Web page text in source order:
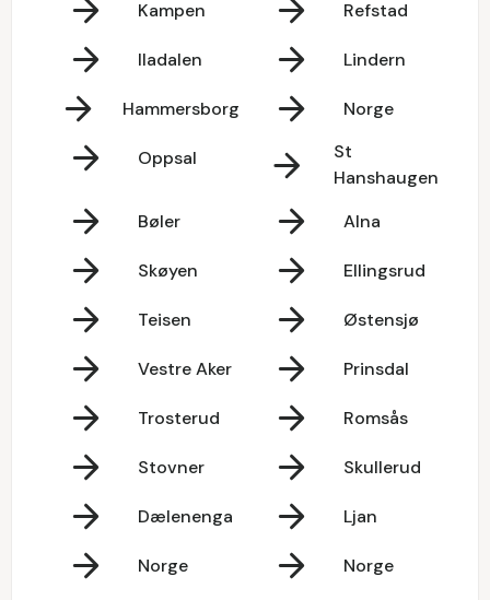
Kampen Refstad
Iladalen Lindern
Hammersborg Norge
Oppsal
St
Hanshaugen
Bøler
Alna
Skøyen Ellingsrud
Teisen Østensjø
Vestre Aker Prinsdal
Trosterud Romsås
Stovner Skullerud
Dælenenga Ljan
Norge Norge